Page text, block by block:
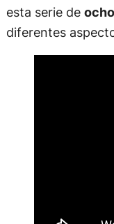
esta serie de
diferentes